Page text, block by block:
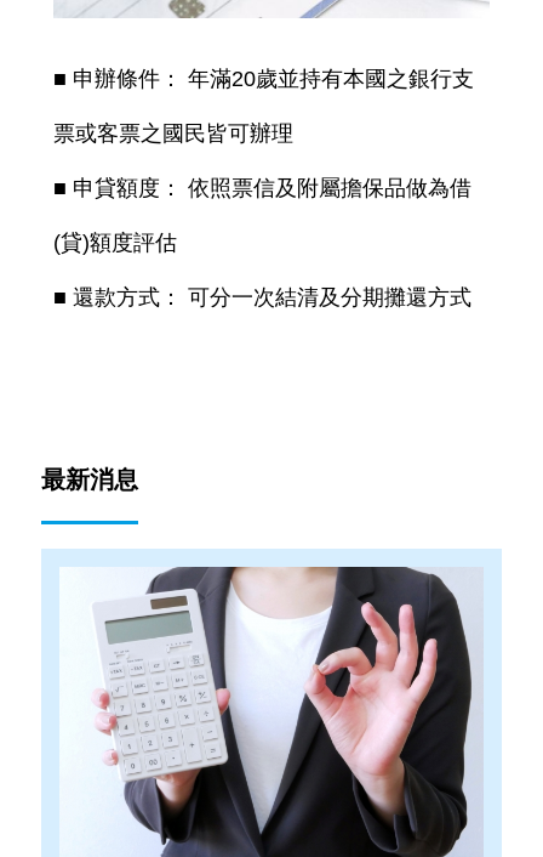
■ 申辦條件： 年滿20歲並持有本國之銀行支
票或客票之國民皆可辦理
■ 申貸額度： 依照票信及附屬擔保品做為借
(貸)額度評估
■ 還款方式： 可分一次結清及分期攤還方式
最新消息